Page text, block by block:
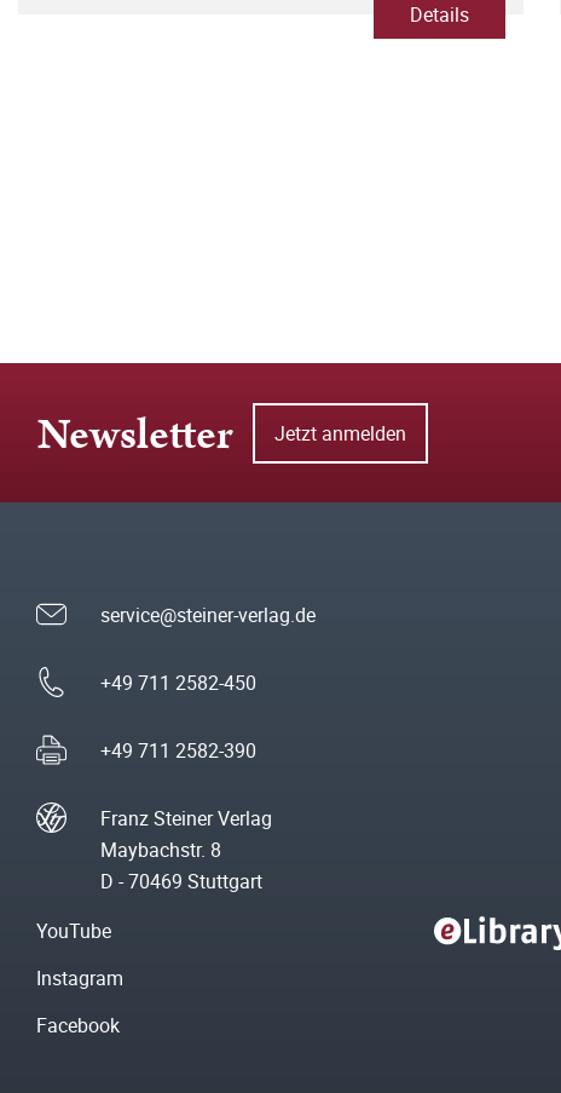
Details
Newsletter Jetzt anmelden
service@steiner-verlag.de
+49 711 2582-450
+49 711 2582-390
Franz Steiner Verlag
Maybachstr. 8
D - 70469 Stuttgart
YouTube
Instagram
Facebook